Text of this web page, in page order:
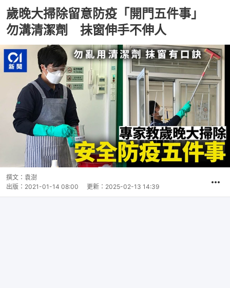
歲晚大掃除留意防疫「開門五件事」
勿溝清潔劑 抺窗伸手不伸人
撰文： 袁澍
出版： 2021-01-14 08:00 更新： 2025-02-13 14:39